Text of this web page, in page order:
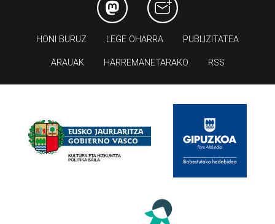
HONI BURUZ LEGE OHARRA PUBLIZITATEA
ARAUAK HARREMANETARAKO RSS